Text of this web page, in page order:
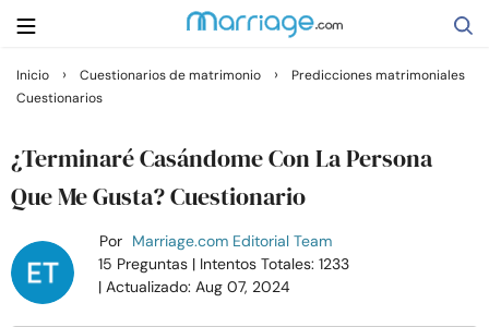
Buscar
Casarse
Relaciones
Familia
Inicio › Cuestionarios de matrimonio ›
Predicciones matrimoniales
Cuestionarios
¿Terminaré Casándome Con La Persona
Que Me Gusta? Cuestionario
Por Marriage.com Editorial Team
15 Preguntas | Intentos Totales: 1233
| Actualizado: Aug 07, 2024